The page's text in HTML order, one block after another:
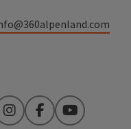
InstagramFacebookYouTube